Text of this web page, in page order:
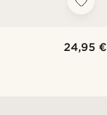
24,95 €